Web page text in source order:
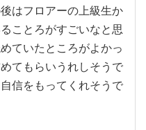
はフロアーの上級生か
ことろがすごいなと思
ていたところがよかっ
てもらいうれしそうで
信をもってくれそうで